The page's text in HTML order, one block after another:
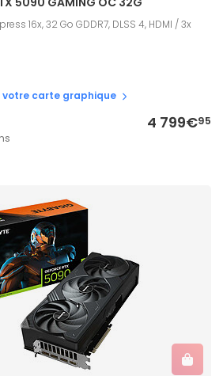
16x, 32 Go GDDR7, DLSS 4, HDMI / 3x
carte graphique
4 799€95